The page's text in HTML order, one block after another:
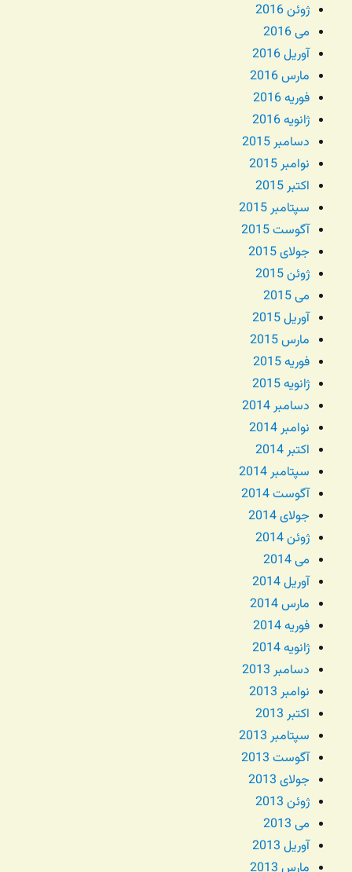
ژوئن 2016
می 2016
آوریل 2016
مارس 2016
فوریه 2016
ژانویه 2016
دسامبر 2015
نوامبر 2015
اکتبر 2015
سپتامبر 2015
آگوست 2015
جولای 2015
ژوئن 2015
می 2015
آوریل 2015
مارس 2015
فوریه 2015
ژانویه 2015
دسامبر 2014
نوامبر 2014
اکتبر 2014
سپتامبر 2014
آگوست 2014
جولای 2014
ژوئن 2014
می 2014
آوریل 2014
مارس 2014
فوریه 2014
ژانویه 2014
دسامبر 2013
نوامبر 2013
اکتبر 2013
سپتامبر 2013
آگوست 2013
جولای 2013
ژوئن 2013
می 2013
آوریل 2013